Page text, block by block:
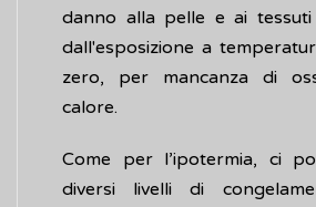
danno alla pelle e ai tessuti
dall'esposizione a
zero, per mancanza di
calore.
Come per l’ipotermia, ci
diversi livelli di